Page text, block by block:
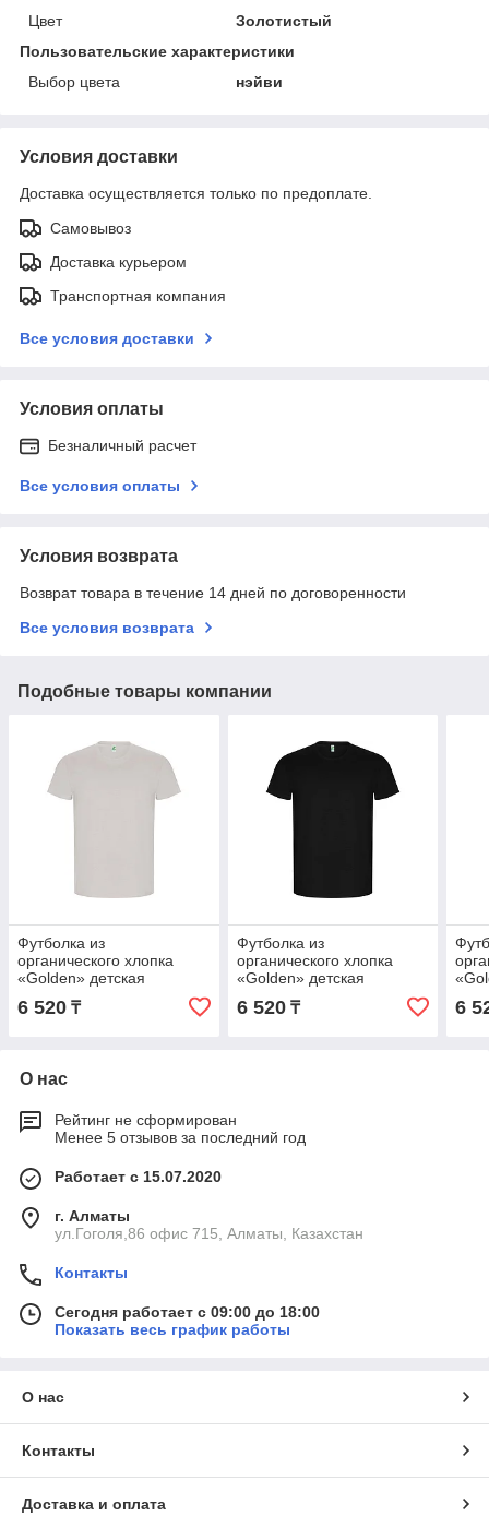
Цвет
Золотистый
Пользовательские характеристики
Выбор цвета
нэйви
Условия доставки
Доставка осуществляется только по предоплате.
Самовывоз
Доставка курьером
Транспортная компания
Все условия доставки
Условия оплаты
Безналичный расчет
Все условия оплаты
Условия возврата
Возврат товара в течение 14 дней по договоренности
Все условия возврата
Подобные товары компании
Футболка из
органического хлопка
«Golden» детская
6 520 ₸
Футболка из
органического хлопка
«Golden» детская
6 520₸ 6
О нас
Рейтинг не сформирован
Менее 5 отзывов за последний год
Работает с 15.07.2020
г. Алматы
ул.Гоголя,86 офис 715, Алматы, Казахстан
Контакты
Сегодня работает с 09:00 до 18:00
Показать весь график работы
О нас
Контакты
Доставка и оплата